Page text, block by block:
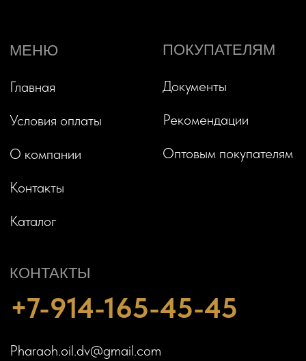
+7-914-165-45-45
Pharaoh.oil.dv@gmail.com
ОБРАТНЫЙ ЗВОНОК
конфиденциальности
ООО «ФАРАОН». Все права защищены
+7
CRAFT